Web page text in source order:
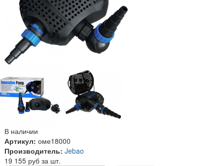
В наличии
Артикул: оме18000
Производитель: Jebao
19 155 руб за шт.